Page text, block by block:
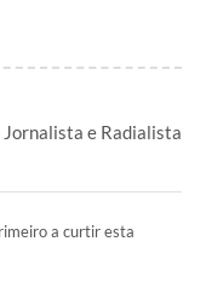
e Radialista
a curtir esta